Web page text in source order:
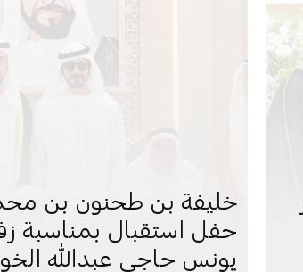
خليفة بن طحنون بن
حفل استقبال بمناسبة
يونس حاجي عبدالله